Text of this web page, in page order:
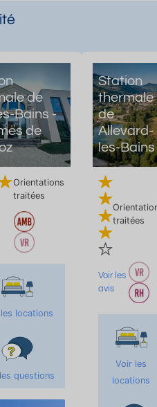
de
Bains -
de
Orientations
traitées
locations
questions
Station
thermale
de
Allevard-
les-Bains
traitées
Voir les
avis
Voir les
locations